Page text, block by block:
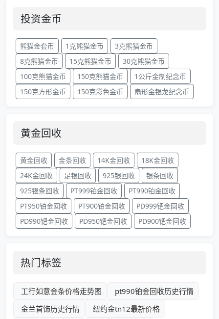
投资金币
熊猫金套币 1克熊猫金币
3克熊猫金币
8克熊猫金币
15克熊猫金币
30克熊猫金币
100克熊猫金币
150克熊猫金币
1公斤金制纪念币
150克方形金币
150克彩色金币 扇形金银龙纪念币
黄金回收
黄金回收 金条回收 14K金回收
18K金回收
24K金回收
足银回收 925银回收
银条回收
925银条回收
PT999铂金回收
PT990铂金回收
PT950铂金回收
PT900铂金回收
PD999钯金回收
PD990钯金回收
PD950钯金回收 PD900钯金回收
热门标签
工行如意金条价格走势图
pt990铂金回收历史行情
金兰首饰历史行情
纽约金tn12最新价格